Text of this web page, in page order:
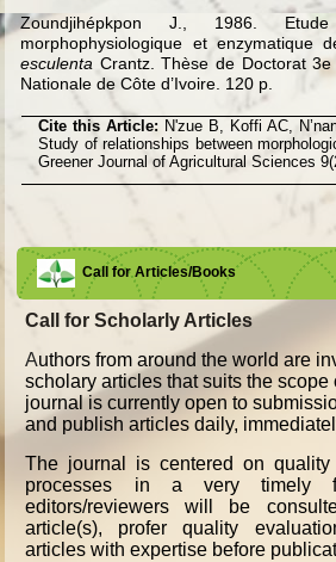
Zoundjihépkpon J., 1986.
morphophysiologique et enzymatique
esculenta Crantz. Thèse de Doctorat 3e
Nationale de Côte d’Ivoire. 120 p.
Cite this Article: N'zue B, Koffi AC,
Study of relationships between
Greener Journal of Agricultural Sciences
Call for Articles/Books
Call for Scholarly Articles
Authors from around the world are
scholary articles that suits the scope
journal is currently open to
and publish articles daily,
The journal is centered on
processes in a very timely
editors/reviewers will be
article(s), profer quality
articles with expertise before